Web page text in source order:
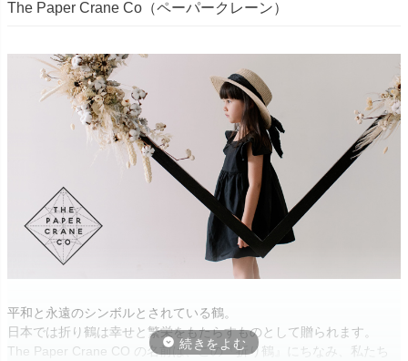
The Paper Crane Co（ペーパークレーン）
平和と永遠のシンボルとされている鶴。
日本では折り鶴は幸せと繁栄をもたらすものとして贈られます。
The Paper Crane CO の名前は、この『折り鶴』にちなみ、私たち